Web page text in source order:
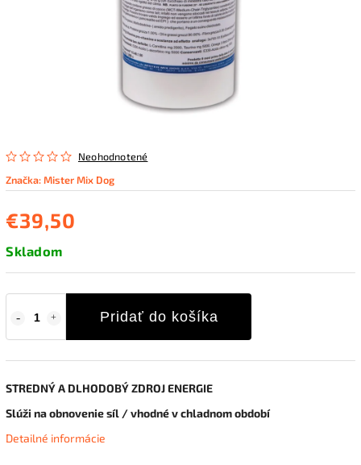
Neohodnotené
Značka:Mister Mix Dog
€39,50
Skladom
Pridať do košíka
STREDNÝ A DLHODOBÝ ZDROJ ENERGIE
Slúži na obnovenie síl / vhodné v chladnom období
Detailné informácie